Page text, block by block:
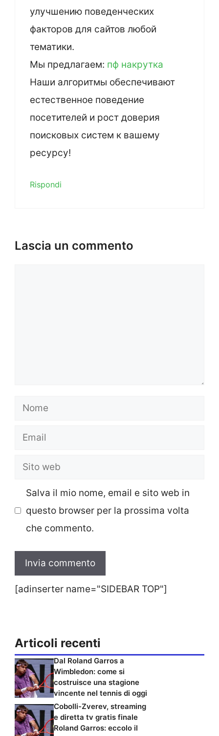
улучшению поведенческих
факторов для сайтов любой
тематики.
Мы предлагаем: пф накрутка
Наши алгоритмы обеспечивают
естественное поведение
посетителей и рост доверия
поисковых систем к вашему
ресурсу!
Rispondi
Lascia un commento
Nome
Email
Sito
Salva il mio nome, email e sito web in
questo browser per la prossima volta
che commento.
[adinserter name="SIDEBAR TOP"]
Articoli recenti
Dal Roland Garros a
Wimbledon: come si
costruisce una stagione
vincente nel tennis di oggi
Cobolli-Zverev, streaming
e diretta tv gratis finale
Roland Garros: eccolo il